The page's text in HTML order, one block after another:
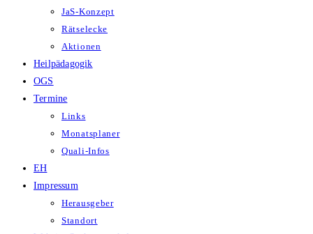
JaS-Konzept
Rätselecke
Aktionen
Heilpädagogik
OGS
Termine
Links
Monatsplaner
Quali-Infos
EH
Impressum
Herausgeber
Standort